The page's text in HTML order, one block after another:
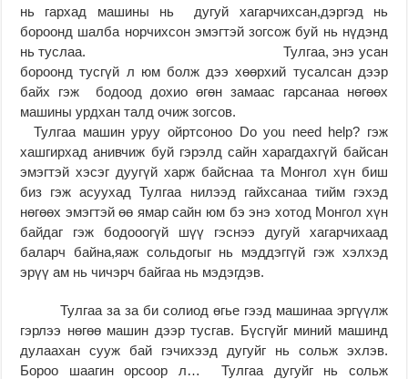
нь гархад машины нь дугуй хагарчихсан,дэргэд нь
бороонд шалба норчихсон эмэгтэй зогсож буй нь нүдэнд
нь туслаа. Тулгаа, энэ усан
бороонд тусгүй л юм болж дээ хөөрхий тусалсан дээр
байх гэж бодоод дохио өгөн замаас гарсанаа нөгөөх
машины урдхан талд очиж зогсов.
Тулгаа машин уруу ойртсоноо Do you need help? гэж
хашгирхад анивчиж буй гэрэлд сайн харагдахгүй байсан
эмэгтэй хэсэг дуугүй харж байснаа та Монгол хүн биш
биз гэж асуухад Тулгаа нилээд гайхсанаа тийм гэхэд
нөгөөх эмэгтэй өө ямар сайн юм бэ энэ хотод Mонгол хүн
байдаг гэж бодооогүй шүү гэснээ дугуй хагарчихаад
баларч байна,яаж сольдогыг нь мэддэггүй гэж хэлхэд
эрүү ам нь чичэрч байгаа нь мэдэгдэв.
Тулгаа за за би солиод өгье гээд машинаа эргүүлж
гэрлээ нөгөө машин дээр тусгав. Бүсгүйг миний машинд
дулаахан сууж бай гэчихээд дугуйг нь сольж эхлэв.
Бороо шаагин орсоор л… Тулгаа дугуйг нь сольж